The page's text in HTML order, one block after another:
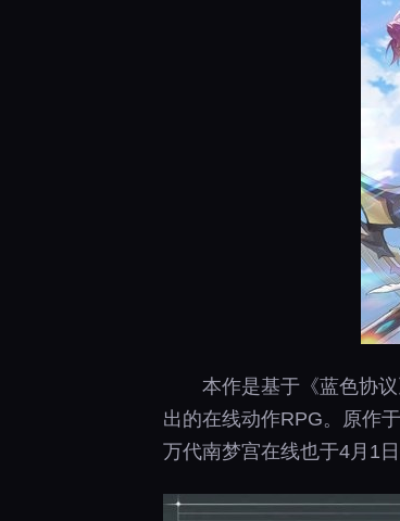
本作是基于《蓝色协
出的在线动作RPG。原作
万代南梦宫在线也于4月1